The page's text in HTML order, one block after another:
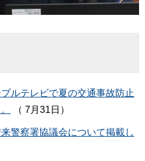
ルテレビで夏の交通事故防止
（ 7月31日）
警察署協議会について掲載し